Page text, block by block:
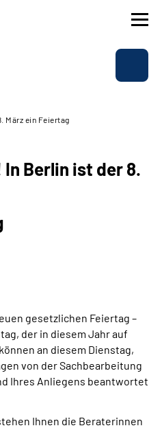
März ein Feiertag
Berlin ist der ­­8.
gesetzlichen Feiertag –
der in diesem Jahr auf
an diesem Dienstag,
von der Sachbearbeitung
Ihres Anliegens beantwortet
Ihnen die Beraterinnen